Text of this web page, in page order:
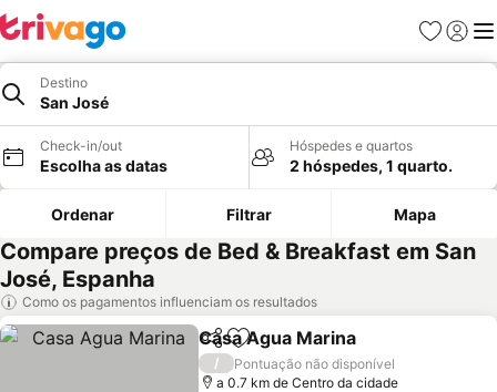
Favoritos
Iniciar
Destino
San José
Check-in/out
Escolha as datas
Hóspedes e quartos
2 hóspedes, 1 quarto.
Ordenar Filtrar Mapa
Compare preços de Bed & Breakfast em San
José, Espanha
Como os pagamentos influenciam os resultados
PartilharAdicionar aos favoritos
Casa Agua Marina
/
Pontuação não disponível
a 0.7 km de Centro da cidade